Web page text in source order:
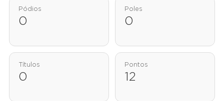
Pódios
0
Poles
0
Títulos
0
Pontos
12